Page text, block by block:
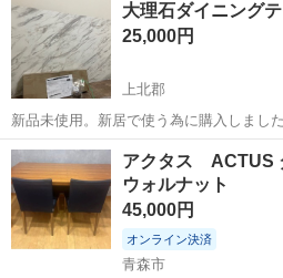
気圧制御機器（シリンダ、バルブ等）の
出荷業務◇ ＊大手メーカー...
大理石ダイニング
25,000円
上北郡
新品未使用。新居で使う為に購入しまし
い、ダンボールから出したままの組み立
交渉応じます。取りに来れる方限定です 160cm/奥行90cm/大理石/ダイ
ニングテーブル/メラミ...
青森 上北郡 ダイニングセット
アクタス ACTUS
ウォルナット
45,000円
オンライン決済
青森市